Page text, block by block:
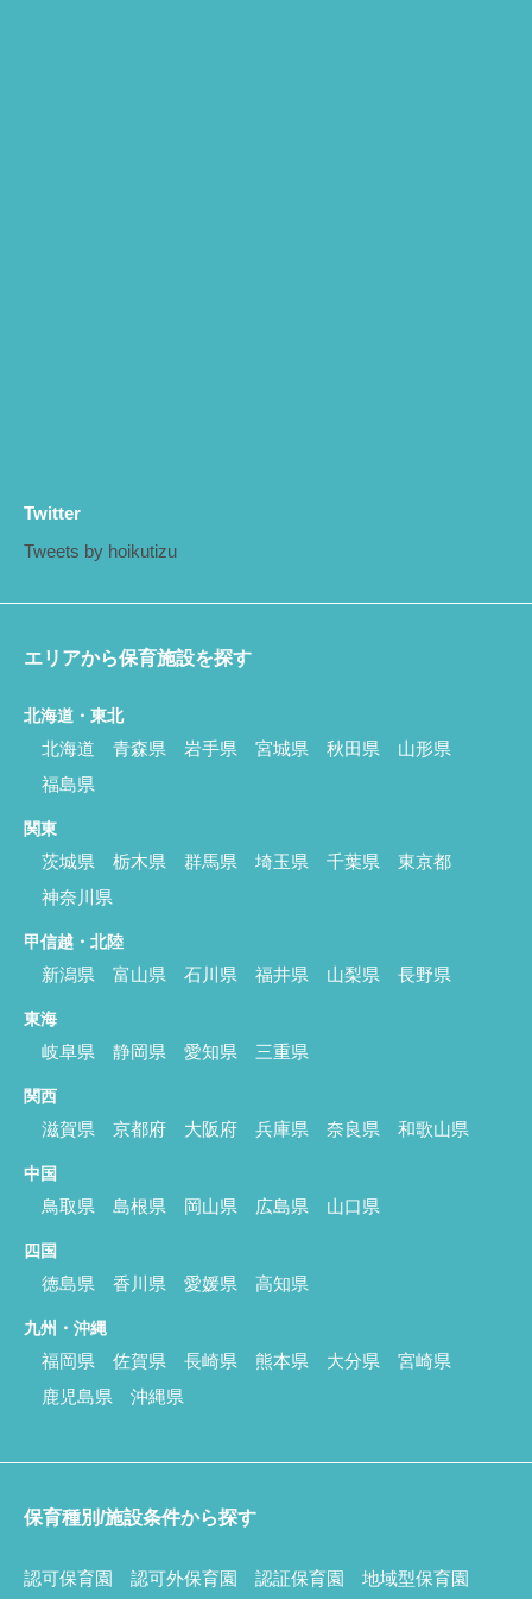
Twitter
Tweets by hoikutizu
エリアから保育施設を探す
北海道・東北
北海道 青森県 岩手県 宮城県 秋田県
山形県
福島県
関東
茨城県 栃木県 群馬県 埼玉県 千葉県
東京都
神奈川県
甲信越・北陸
新潟県 富山県 石川県 福井県 山梨県 長野県
東海
岐阜県 静岡県 愛知県 三重県
関西
滋賀県 京都府 大阪府 兵庫県 奈良県 和歌山県
中国
鳥取県 島根県 岡山県 広島県 山口県
四国
徳島県 香川県 愛媛県 高知県
九州・沖縄
福岡県 佐賀県 長崎県 熊本県 大分県
宮崎県
鹿児島県
沖縄県
保育種別/施設条件から探す
認可保育園 認可外保育園 認証保育園 地域型保育園